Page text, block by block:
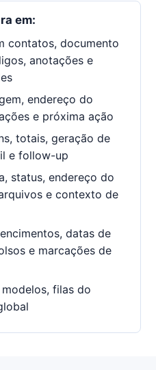
em:
contatos, documento
anotações e
endereço do
e próxima ação
totais, geração de
e follow-up
status, endereço do
e contexto de
datas de
e marcações de
filas do